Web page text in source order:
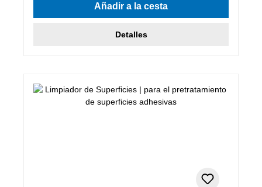
Añadir a la cesta
Detalles